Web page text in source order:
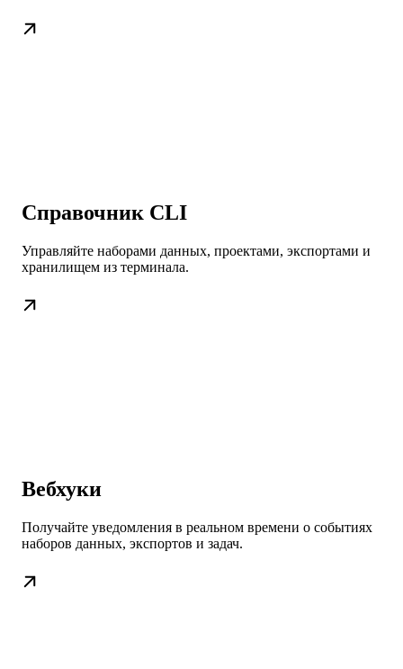
Справочник CLI
Управляйте наборами данных, проектами, экспортами и
хранилищем из терминала.
Вебхуки
Получайте уведомления в реальном времени о событиях
наборов данных, экспортов и задач.